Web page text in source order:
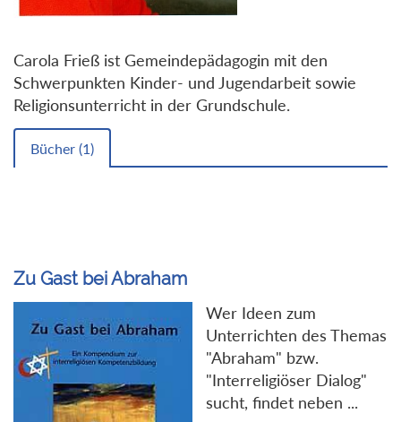
Carola Frieß ist Gemeindepädagogin mit den
Schwerpunkten Kinder- und Jugendarbeit sowie
Religionsunterricht in der Grundschule.
Bücher (1)
Zu Gast bei Abraham
Wer Ideen zum
Unterrichten des Themas
"Abraham" bzw.
"Interreligiöser Dialog"
sucht, findet neben ...